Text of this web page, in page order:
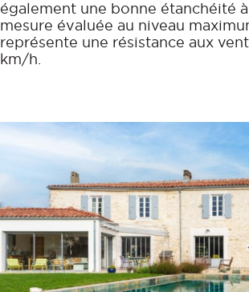
également une bonne étanchéité à
mesure évaluée au niveau
représente une résistance aux
km/h.